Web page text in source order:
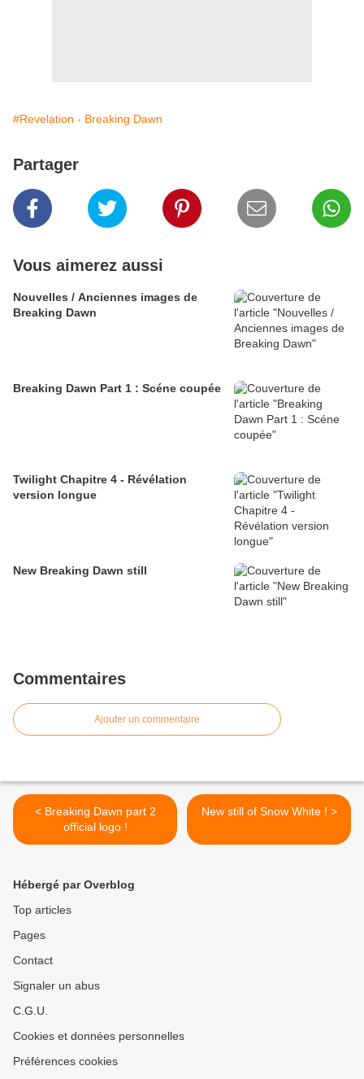
#Revelation - Breaking Dawn
Partager
Vous aimerez aussi
Nouvelles / Anciennes images de
Breaking Dawn
Breaking Dawn Part 1 : Scéne coupée
Twilight Chapitre 4 - Révélation
version longue
New Breaking Dawn still
Commentaires
Ajouter un commentaire
< Breaking Dawn part 2
official logo !
New still of Snow White ! >
Hébergé par Overblog
Top articles
Pages
Contact
Signaler un abus
C.G.U.
Cookies et données personnelles
Préférences cookies